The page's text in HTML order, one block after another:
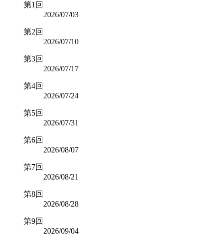
第1回
2026/07/03
第2回
2026/07/10
第3回
2026/07/17
第4回
2026/07/24
第5回
2026/07/31
第6回
2026/08/07
第7回
2026/08/21
第8回
2026/08/28
第9回
2026/09/04